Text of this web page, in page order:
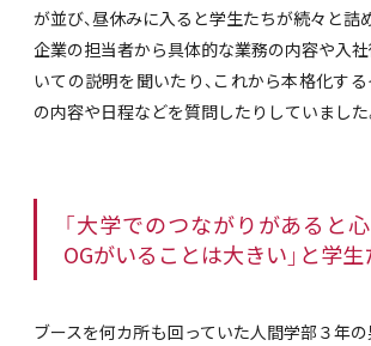
が並び、昼休みに入ると学生たちが続々と詰
企業の担当者から具体的な業務の内容や入
いての説明を聞いたり、これから本格化す
の内容や日程などを質問したりしていました
「大学でのつながりがあると心
OGがいることは大きい」と学生
ブースを何カ所も回っていた人間学部３年